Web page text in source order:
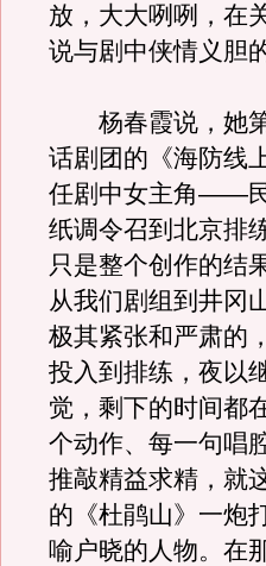
放，大大咧咧，在
说与剧中侠情义胆
杨春霞说，她第
话剧团的《海防线
任剧中女主角——
纸调令召到北京排
只是整个创作的结
从我们剧组到井冈
极其紧张和严肃的
投入到排练，夜以
觉，剩下的时间都
个动作、每一句唱
推敲精益求精，就
的《杜鹃山》一炮
喻户晓的人物。在